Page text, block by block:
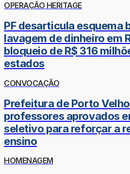
OPERAÇÃO HERITAGE
PF desarticula esquema
lavagem de dinheiro em
bloqueio de R$ 316
estados
CONVOCAÇÃO
Prefeitura de Porto
professores aprovados
seletivo para reforçar a
ensino
HOMENAGEM